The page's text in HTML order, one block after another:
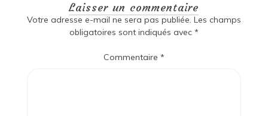
Laisser un commentaire
Votre adresse e-mail ne sera pas publiée. Les champs
obligatoires sont indiqués avec *
Commentaire *